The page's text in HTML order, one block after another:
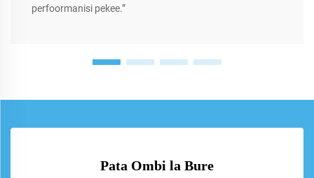
perfoormanisi pekee.”
Pata Ombi la Bure